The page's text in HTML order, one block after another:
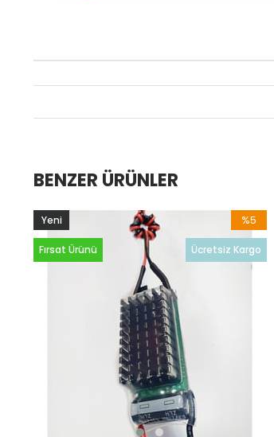
BENZER ÜRÜNLER
%5
İndirim
%5İndirim
Ücretsiz Kargo
Yeni
Ürün
Fırsat Ürünü